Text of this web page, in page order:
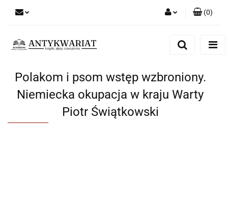
(0)
Polakom i psom wstęp wzbroniony.
Niemiecka okupacja w kraju Warty
Piotr Świątkowski